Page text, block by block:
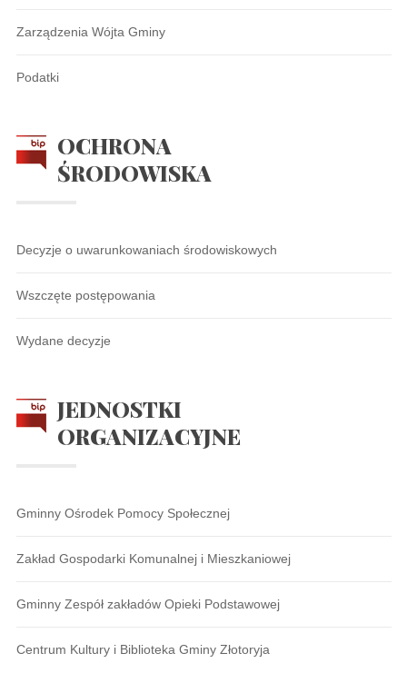
Zarządzenia Wójta Gminy
Podatki
OCHRONA
ŚRODOWISKA
Decyzje o uwarunkowaniach środowiskowych
Wszczęte postępowania
Wydane decyzje
JEDNOSTKI
ORGANIZACYJNE
Gminny Ośrodek Pomocy Społecznej
Zakład Gospodarki Komunalnej i Mieszkaniowej
Gminny Zespół zakładów Opieki Podstawowej
Centrum Kultury i Biblioteka Gminy Złotoryja